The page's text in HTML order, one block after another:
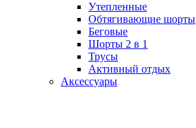
Утепленные
Обтягивающие шорты
Беговые
Шорты 2 в 1
Трусы
Активный отдых
Аксессуары